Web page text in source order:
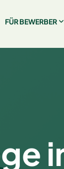
FÜR BEWERBER